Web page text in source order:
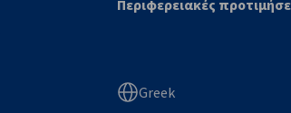
Περιφερειακές
Greek